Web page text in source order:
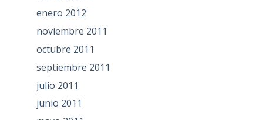
enero 2012
noviembre 2011
octubre 2011
septiembre 2011
julio 2011
junio 2011